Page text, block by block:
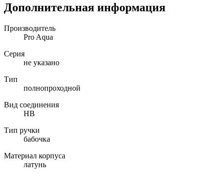
Дополнительная информация
Производитель
Pro Aqua
Серия
не указано
Тип
полнопроходной
Вид соединения
НВ
Тип ручки
бабочка
Материал корпуса
латунь